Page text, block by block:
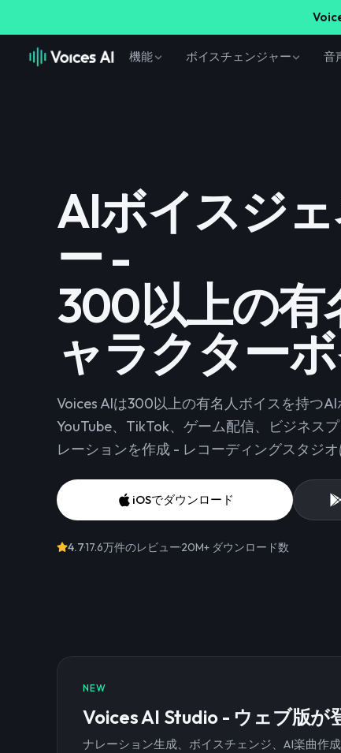
機能 ボイスチェンジャー 音
AIボイスジ
ー -
300以上の有
ャラクター
Voices AIは300以上の有名人ボイスを持つAI
YouTube、TikTok、ゲーム配信、ビジネス
レーションを作成 - レコーディングスタジオ
iOSでダウンロード
4.7·17.6万件のレビュー·20M+ ダウンロード数
NEW
Voices AI Studio - ウェブ版が
ナレーション生成、ボイスチェンジ、AI楽曲作